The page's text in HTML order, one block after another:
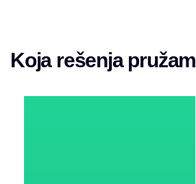
Koja rešenja